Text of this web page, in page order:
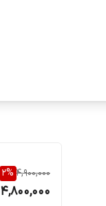
4,900,000
2%
4,800,000